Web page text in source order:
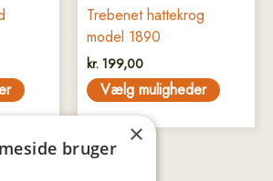
Trebenet hattekrog
model 1890
kr. 199,00
Vælg muligheder
varesiden
×
bruger